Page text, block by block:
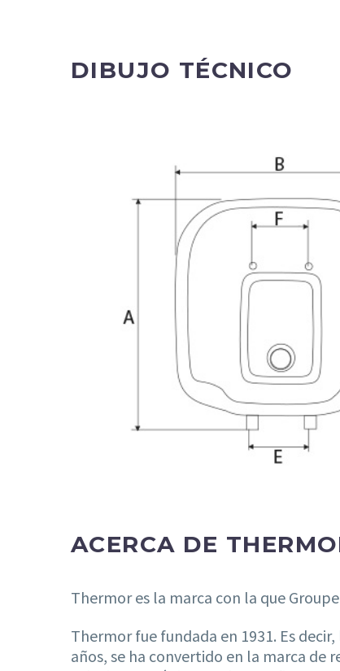
DIBUJO TÉCNICO
ACERCA DE
Thermor es la marca con la que
Thermor fue fundada en 1931. Es
años, se ha convertido en la marca de